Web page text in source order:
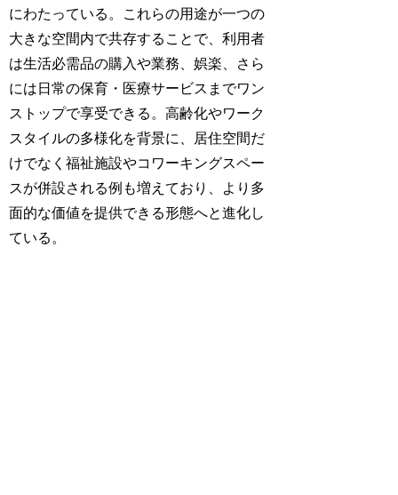
にわたっている。これらの用途が一つの
大きな空間内で共存することで、利用者
は生活必需品の購入や業務、娯楽、さら
には日常の保育・医療サービスまでワン
ストップで享受できる。高齢化やワーク
スタイルの多様化を背景に、居住空間だ
けでなく福祉施設やコワーキングスペー
スが併設される例も増えており、より多
面的な価値を提供できる形態へと進化し
ている。